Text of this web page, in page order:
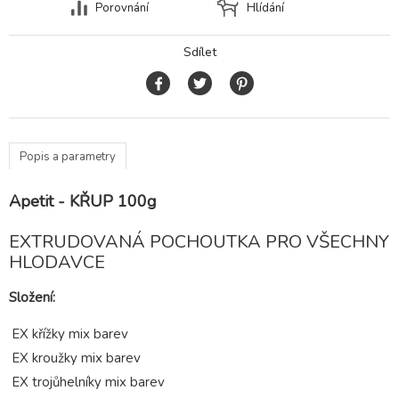
Porovnání
Hlídání
Sdílet
Popis a parametry
Apetit - KŘUP 100g
EXTRUDOVANÁ POCHOUTKA PRO VŠECHNY
HLODAVCE
Složení:
EX křížky mix barev
EX kroužky mix barev
EX trojůhelníky mix barev